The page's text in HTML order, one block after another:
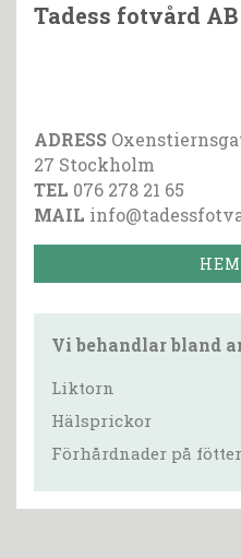
Tadess fotvård AB
ADRESS
27 Stockholm
TEL 076 278 21 65
MAIL
Vi behandlar bland
Liktorn
Hälsprickor
Förhårdnader på